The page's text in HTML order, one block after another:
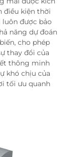
điều kiện thời
được bảo
năng dự đoán
cho phép
thay đổi của
thông minh
khó chịu của
tối ưu quanh